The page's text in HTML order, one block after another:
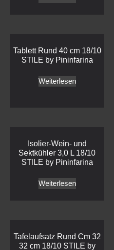
Tablett Rund 40 cm 18/10
STILE by Pininfarina
Weiterlesen
Isolier-Wein- und
Sektkühler 3,0 L 18/10
STILE by Pininfarina
Weiterlesen
Tafelaufsatz Rund Cm 32
32 cm 18/10 STILE by